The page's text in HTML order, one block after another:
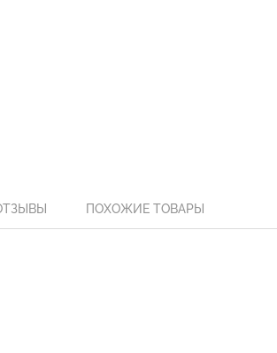
ПОХОЖИЕ ТОВАРЫ